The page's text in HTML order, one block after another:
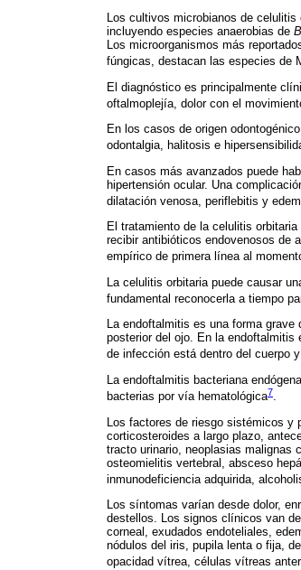
Los cultivos microbianos de
incluyendo especies anaerobias de
Los microorganismos más
fúngicas, destacan las especies de
El diagnóstico es principalmente
oftalmoplejía, dolor con el
En los casos de origen
odontalgia, halitosis e
En casos más avanzados puede
hipertensión ocular. Una
dilatación venosa, periflebitis y
El tratamiento de la celulitis
recibir antibióticos endovenosos de
empírico de primera línea al
La celulitis orbitaria puede causar
fundamental reconocerla a tiempo
La endoftalmitis es una forma
posterior del ojo. En la endoftalmitis
de infección está dentro del cuerpo
La endoftalmitis bacteriana
bacterias por vía hematológica7.
Los factores de riesgo sistémicos y
corticosteroides a largo plazo,
tracto urinario, neoplasias malignas
osteomielitis vertebral, absceso
inmunodeficiencia adquirida,
Los síntomas varían desde dolor,
destellos. Los signos clínicos van
corneal, exudados endoteliales,
nódulos del iris, pupila lenta o fija,
opacidad vítrea, células vítreas